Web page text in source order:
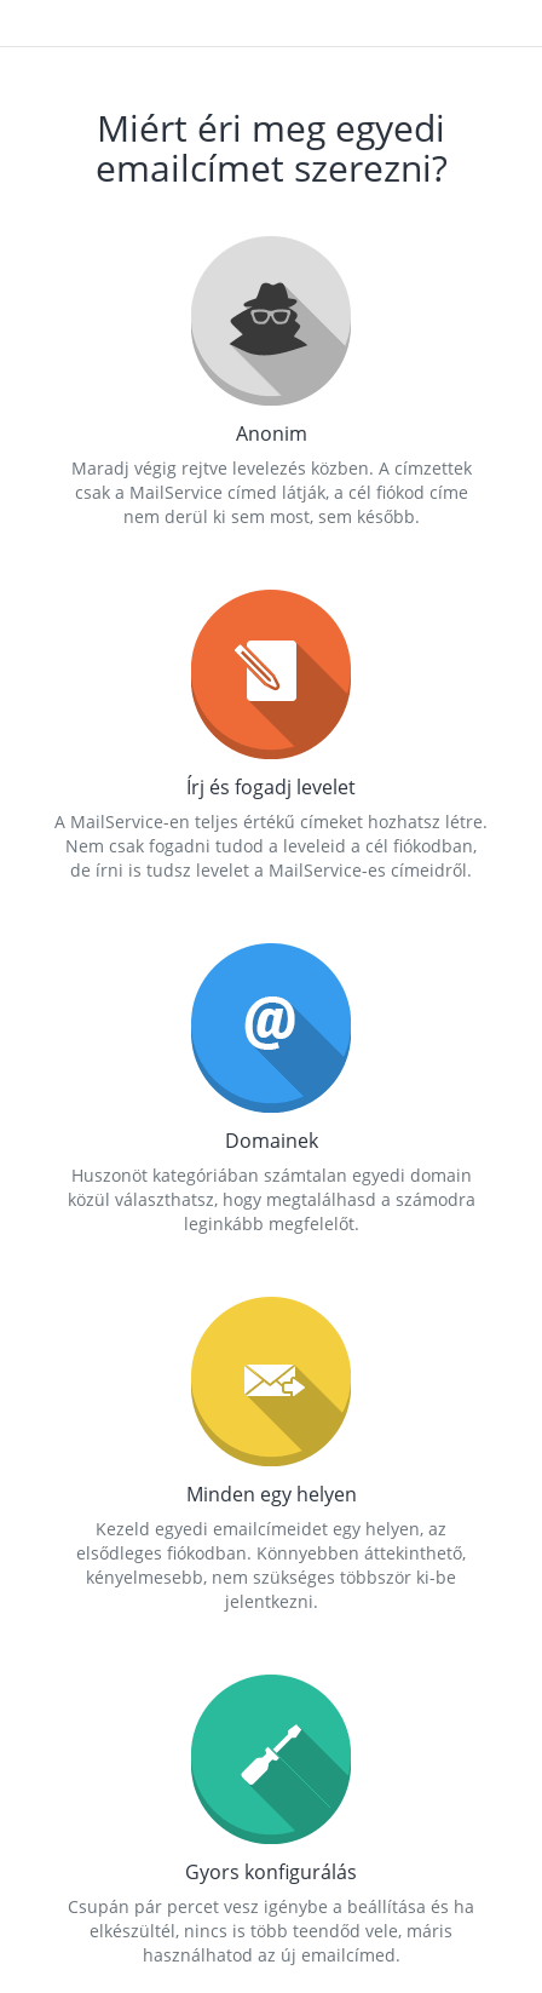
Miért éri meg egyedi
emailcímet szerezni?
Anonim
Maradj végig rejtve levelezés közben. A címzettek
csak a MailService címed látják, a cél fiókod címe
nem derül ki sem most, sem később.
Írj és fogadj levelet
A MailService-en teljes értékű címeket hozhatsz létre.
Nem csak fogadni tudod a leveleid a cél fiókodban,
de írni is tudsz levelet a MailService-es címeidről.
Domainek
Huszonöt kategóriában számtalan egyedi domain
közül választhatsz, hogy megtalálhasd a számodra
leginkább megfelelőt.
Minden egy helyen
Kezeld egyedi emailcímeidet egy helyen, az
elsődleges fiókodban. Könnyebben áttekinthető,
kényelmesebb, nem szükséges többször ki-be
jelentkezni.
Gyors konfigurálás
Csupán pár percet vesz igénybe a beállítása és ha
elkészültél, nincs is több teendőd vele, máris
használhatod az új emailcímed.